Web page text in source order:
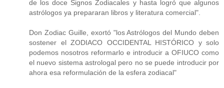
de los doce Signos Zodiacales y hasta logró que algunos
astrólogos ya prepararan libros y literatura comercial".
Don Zodiac Guille, exortó "los Astrólogos del Mundo deben
sostener el ZODIACO OCCIDENTAL HISTÓRICO y solo
podemos nosotros reformarlo e introducir a OFIUCO como
el nuevo sistema astrologal pero no se puede introducir por
ahora esa reformulación de la esfera zodiacal"